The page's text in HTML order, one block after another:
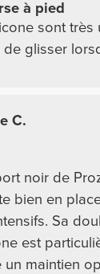
à pied
sont très
glisser
C.
noir de
bien en
Sa
est
un maintien